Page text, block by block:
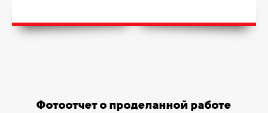
Фотоотчет о проделанной работе